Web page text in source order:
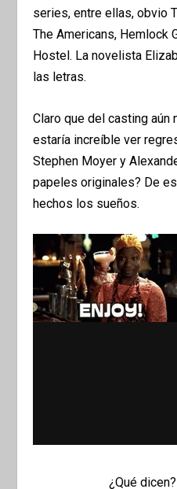
series, entre ellas, obvio
The Americans, Hemlock
Hostel. La novelista
las letras.
Claro que del casting aún
estaría increíble ver
Stephen Moyer y
papeles originales? De
hechos los sueños.
¿Qué